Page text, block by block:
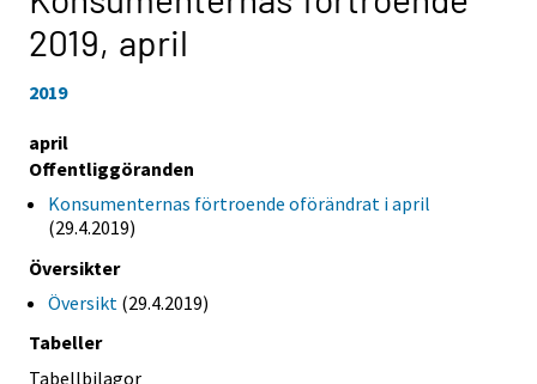
2019, april
2019
april
Offentliggöranden
Konsumenternas förtroende oförändrat i april
(29.4.2019)
Översikter
Översikt (29.4.2019)
Tabeller
Tabellbilagor